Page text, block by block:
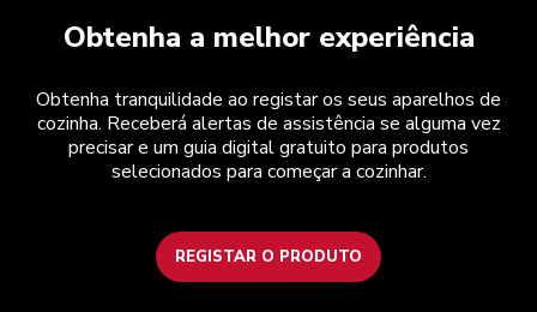
Obtenha a melhor experiência
Obtenha tranquilidade ao registar os seus aparelhos de
cozinha. Receberá alertas de assistência se alguma vez
precisar e um guia digital gratuito para produtos
selecionados para começar a cozinhar.
REGISTAR O PRODUTO